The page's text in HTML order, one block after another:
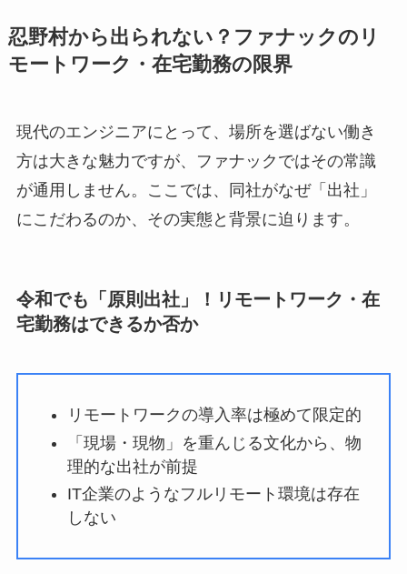
忍野村から出られない？ファナックのリ
モートワーク・在宅勤務の限界
現代のエンジニアにとって、場所を選ばない働き
方は大きな魅力ですが、ファナックではその常識
が通用しません。ここでは、同社がなぜ「出社」
にこだわるのか、その実態と背景に迫ります。
令和でも「原則出社」！リモートワーク・在
宅勤務はできるか否か
リモートワークの導入率は極めて限定的
「現場・現物」を重んじる文化から、物
理的な出社が前提
IT企業のようなフルリモート環境は存在
しない